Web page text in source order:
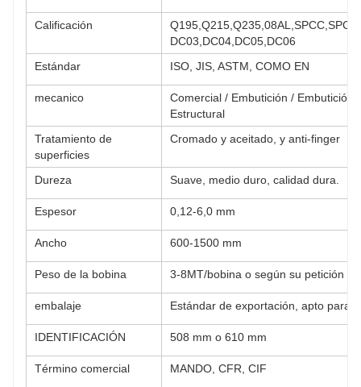
Calificación
DC03,DC04,DC05,DC06
Estándar
ISO, JIS, ASTM, COMO EN
mecanico
Comercial / Embutición / Embutición
Estructural
Tratamiento de
superficies
Cromado y aceitado, y anti-finger
Dureza Suave, medio duro, calidad dura.
Espesor 0,12-6,0 mm
Ancho 600-1500 mm
Peso de la bobina 3-8MT/bobina o según su petición
embalaje Estándar de exportación, apto para
IDENTIFICACIÓN 508 mm o 610 mm
Término comercial MANDO, CFR, CIF